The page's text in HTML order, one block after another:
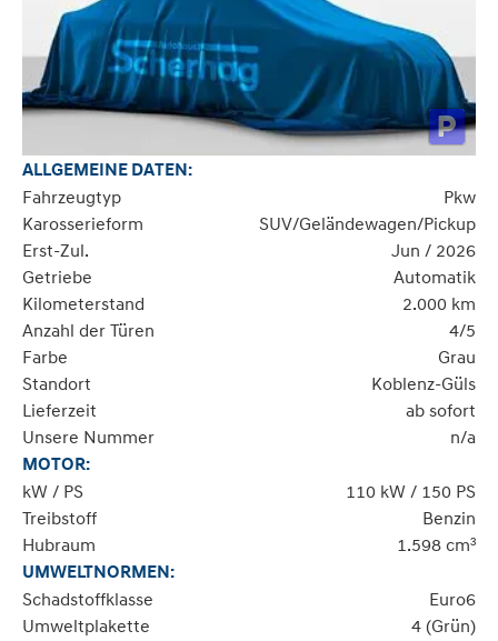
ALLGEMEINE DATEN:
Fahrzeugtyp
Pkw
Karosserieform
SUV/Geländewagen/Pickup
Erst-Zul.
Jun / 2026
Getriebe
Automatik
Kilometerstand
2.000 km
Anzahl der Türen
4/5
Farbe
Grau
Standort
Koblenz-Güls
Lieferzeit
ab sofort
Unsere Nummer
n/a
MOTOR:
kW / PS
110 kW / 150 PS
Treibstoff
Benzin
Hubraum
1.598 cm³
UMWELTNORMEN:
Schadstoffklasse
Euro6
Umweltplakette
4 (Grün)